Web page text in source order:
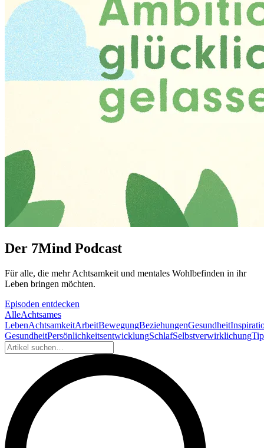
Der 7Mind Podcast
Für alle, die mehr Acht­sam­keit und mentales Wohlbefinden in ihr
Leben brin­gen möch­ten.
Episoden entdecken
AlleAchtsames
LebenAchtsamkeitArbeitBewegungBeziehungenGesundheit
GesundheitPersönlichkeitsentwicklungSchlafSelbstverwirklichung